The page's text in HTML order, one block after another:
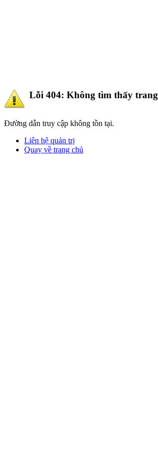
Lỗi 404: Không tìm thấy trang
Đường dẫn truy cập không tồn tại.
Liên hệ quản trị
Quay về trang chủ